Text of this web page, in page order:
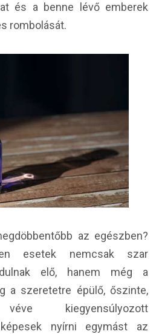
és a benne lévő emberek
rombolását.
az egészben?
esetek nemcsak szar
elő, hanem még a
a szeretetre épülő, őszinte,
véve kiegyensúlyozott
nyírni egymást az